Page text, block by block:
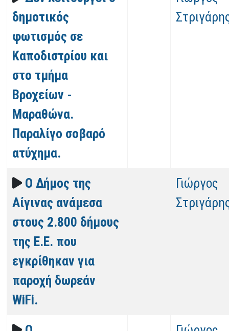
δημοτικός
φωτισμός σε
Καποδιστρίου και
στο τμήμα
Βροχείων -
Μαραθώνα.
Παραλίγο σοβαρό
ατύχημα.
Ο Δήμος της
Αίγινας ανάμεσα
στους 2.800 δήμους
της Ε.Ε. που
εγκρίθηκαν για
παροχή δωρεάν
WiFi.
Γιώργος